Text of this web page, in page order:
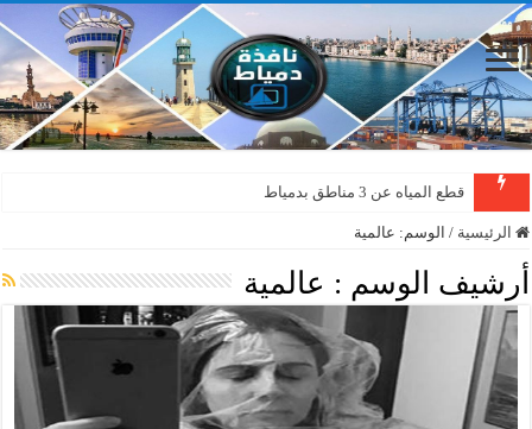
قطع المياه عن 3 مناطق بدمياط
الرئيسية / الوسم: عالمية
أرشيف الوسم : عالمية